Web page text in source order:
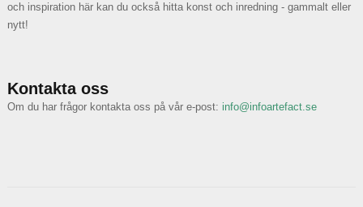
och inspiration här kan du också hitta konst och inredning - gammalt eller
nytt!
Kontakta oss
Om du har frågor kontakta oss på vår e-post: info@infoartefact.se